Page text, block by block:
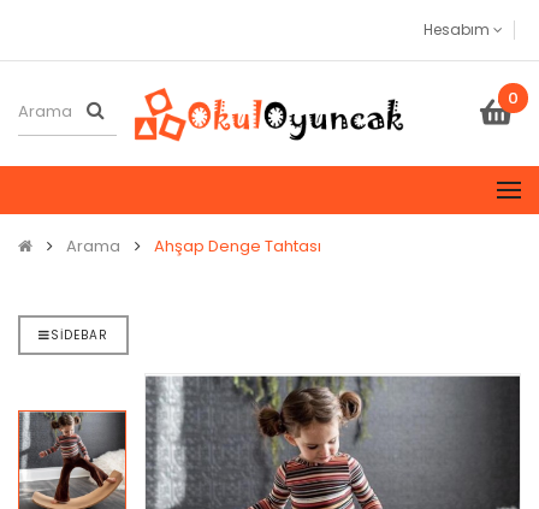
Hesabım
0
Arama Ahşap Denge Tahtası
SIDEBAR